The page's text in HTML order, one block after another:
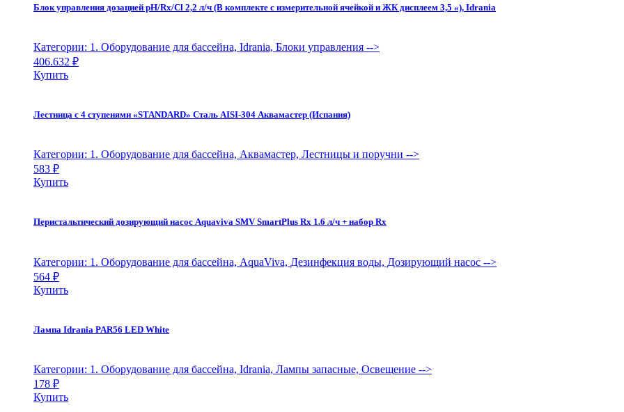
Блок управления дозацией pH/Rx/Cl 2,2 л/ч (В комплекте с измерительной ячейкой и ЖК дисплеем 3,5 «), Idrania
Категории: 1. Оборудование для бассейна, Idrania, Блоки управления -->
406.632 ₽
Купить
Лестница с 4 ступенями «STANDARD» Сталь AISI-304 Аквамастер (Испания)
Категории: 1. Оборудование для бассейна, Аквамастер, Лестницы и поручни -->
583 ₽
Купить
Перистальтический дозирующий насос Aquaviva SMV SmartPlus Rx 1.6 л/ч + набор Rx
Категории: 1. Оборудование для бассейна, AquaViva, Дезинфекция воды, Дозирующий насос -->
564 ₽
Купить
Лампа Idrania PAR56 LED White
Категории: 1. Оборудование для бассейна, Idrania, Лампы запасные, Освещение -->
178 ₽
Купить